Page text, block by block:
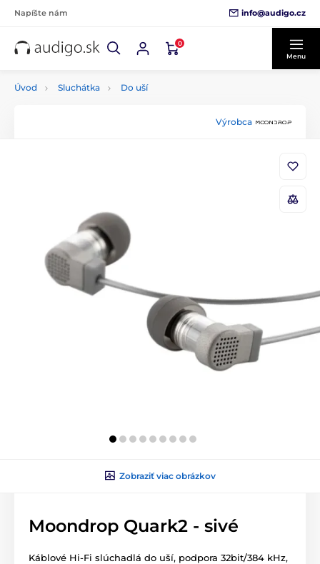
Napíšte nám info@audigo.cz
0
Menu
Úvod Sluchátka Do uší
Výrobca
Zobraziť viac obrázkov
Moondrop Quark2 - sivé
Káblové Hi-Fi slúchadlá do uší, podpora 32bit/384 kHz,